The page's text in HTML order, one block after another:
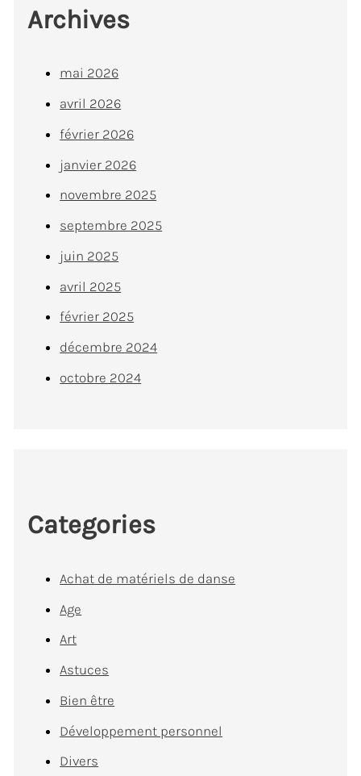
Archives
mai 2026
avril 2026
février 2026
janvier 2026
novembre 2025
septembre 2025
juin 2025
avril 2025
février 2025
décembre 2024
octobre 2024
Categories
Achat de matériels de danse
Age
Art
Astuces
Bien être
Développement personnel
Divers